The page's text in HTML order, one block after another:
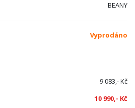
BEANY
Vyprodáno
9 083,- Kč
10 990,- Kč